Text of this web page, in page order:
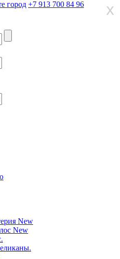
город +7 913 700 84 96
New
New
X
X
X